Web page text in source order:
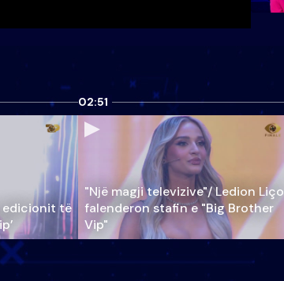
edicionit të
02:51
"Një magji televizive"/ Ledion Liço
falenderon stafin e "Big Brother
Vip"